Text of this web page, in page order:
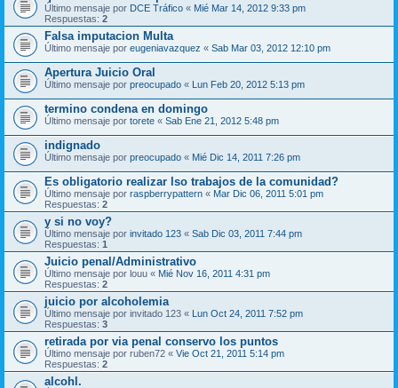
Último mensaje por DCE Tráfico « Mié Mar 14, 2012 9:33 pm
Respuestas: 2
Falsa imputacion Multa
Último mensaje por eugeniavazquez « Sab Mar 03, 2012 12:10 pm
Apertura Juicio Oral
Último mensaje por preocupado « Lun Feb 20, 2012 5:13 pm
termino condena en domingo
Último mensaje por torete « Sab Ene 21, 2012 5:48 pm
indignado
Último mensaje por preocupado « Mié Dic 14, 2011 7:26 pm
Es obligatorio realizar lso trabajos de la comunidad?
Último mensaje por raspberrypattern « Mar Dic 06, 2011 5:01 pm
Respuestas: 2
y si no voy?
Último mensaje por invitado 123 « Sab Dic 03, 2011 7:44 pm
Respuestas: 1
Juicio penal/Administrativo
Último mensaje por louu « Mié Nov 16, 2011 4:31 pm
Respuestas: 2
juicio por alcoholemia
Último mensaje por invitado 123 « Lun Oct 24, 2011 7:52 pm
Respuestas: 3
retirada por via penal conservo los puntos
Último mensaje por ruben72 « Vie Oct 21, 2011 5:14 pm
Respuestas: 2
alcohl.